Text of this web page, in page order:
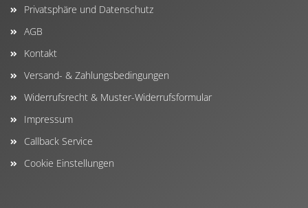
Privatsphäre und Datenschutz
AGB
Kontakt
Versand- & Zahlungsbedingungen
Widerrufsrecht & Muster-Widerrufsformular
Impressum
Callback Service
Cookie Einstellungen